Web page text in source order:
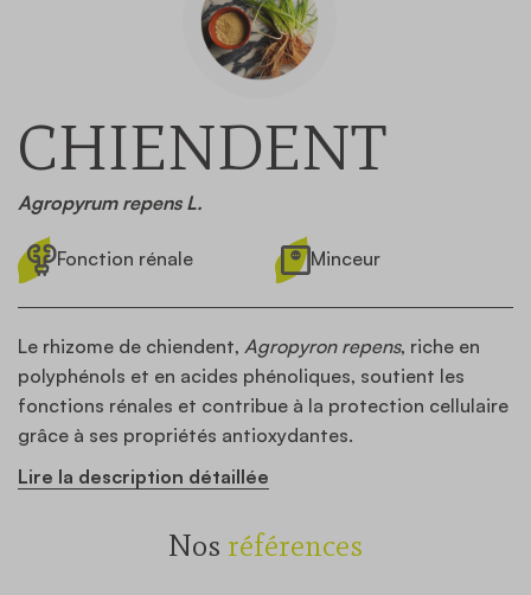
CHIENDENT
Agropyrum repens L.
Fonction rénale Minceur
Le rhizome de chiendent, Agropyron repens, riche en
polyphénols et en acides phénoliques, soutient les
fonctions rénales et contribue à la protection cellulaire
grâce à ses propriétés antioxydantes.
Lire la description détaillée
Nos références